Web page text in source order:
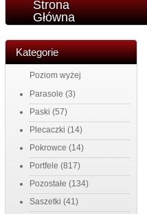
Strona
Główna
Kategorie
Poziom wyżej
Parasole (3)
Paski (57)
Plecaczki (14)
Pokrowce (14)
Portfele (817)
Pozostałe (134)
Saszetki (41)